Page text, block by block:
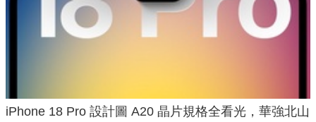
iPhone 18 Pro 設計圖 A20 晶片規格全看光，華強北山